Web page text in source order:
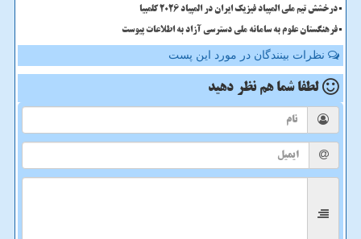
درخشش تیم ملی المپیاد فیزیک ایران در المپیاد 2026 کلمبیا
فرهنگستان علوم به سامانه ملی دسترسی آزاد به اطلاعات پیوست
نظرات بینندگان در مورد این پست
لطفا شما هم نظر دهید